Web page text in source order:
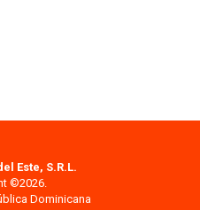
Este, S.R.L.
©2026.
Dominicana